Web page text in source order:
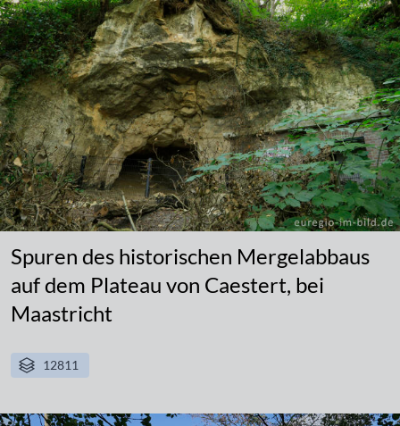
Spuren des historischen Mergelabbaus
auf dem Plateau von Caestert, bei
Maastricht
12811